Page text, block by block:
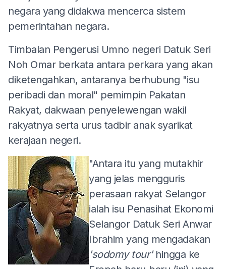
negara yang didakwa mencerca sistem
pemerintahan negara.
Timbalan Pengerusi Umno negeri Datuk Seri
Noh Omar berkata antara perkara yang akan
diketengahkan, antaranya berhubung "isu
peribadi dan moral" pemimpin Pakatan
Rakyat, dakwaan penyelewengan wakil
rakyatnya serta urus tadbir anak syarikat
kerajaan negeri.
"Antara itu yang mutakhir
yang jelas mengguris
perasaan rakyat Selangor
ialah isu Penasihat Ekonomi
Selangor Datuk Seri Anwar
Ibrahim yang mengadakan
'sodomy tour' hingga ke